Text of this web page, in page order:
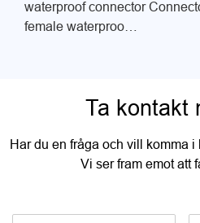
waterproof connector
female waterproo…
Ta kontakt
Har du en fråga och vill komma
Vi ser fram emot att